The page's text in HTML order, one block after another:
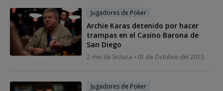
Jugadores de Poker
Archie Karas detenido por hacer
trampas en el Casino Barona de
San Diego
2 min de lectura 01 de Octubre del 2013
Jugadores de Poker